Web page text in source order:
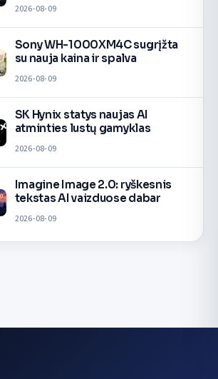
2026-08-09
Sony WH-1000XM4C sugrįžta
su nauja kaina ir spalva
2026-08-09
SK Hynix statys naujas AI
atminties lustų gamyklas
2026-08-09
Imagine Image 2.0: ryškesnis
tekstas AI vaizduose dabar
2026-08-09